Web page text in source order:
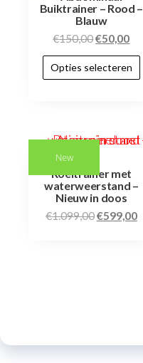
Buiktrainer – Rood –
Blauw
€150,00€50,00
Opties selecteren
New
Roeitrainer met
waterweerstand –
Nieuw in doos
€1.099,00€599,00